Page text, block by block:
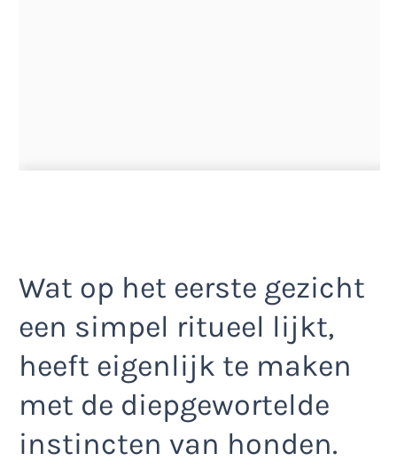
Wat op het eerste gezicht
een simpel ritueel lijkt,
heeft eigenlijk te maken
met de diepgewortelde
instincten van honden.